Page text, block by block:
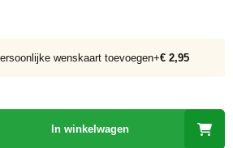
wenskaart toevoegen+€ 2,95
In winkelwagen